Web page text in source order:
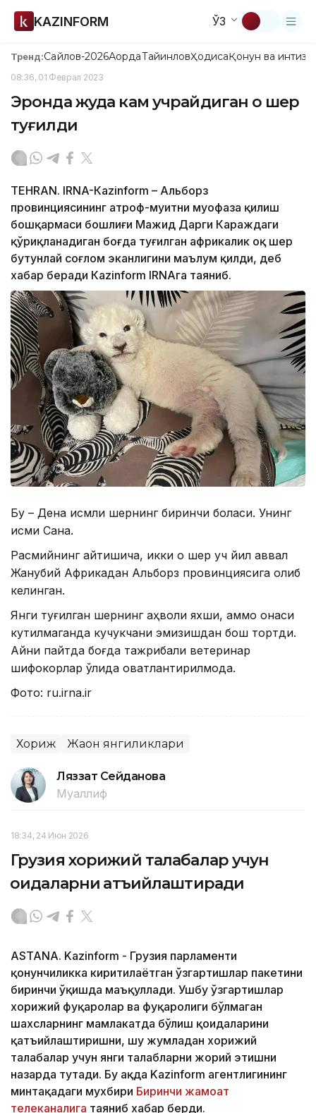
KAZINFORM ЎЗ
Тренд:Сайлов-2026АқордаТайинловҲодисаҚонун ва
08:36, 01 Феврал 2023
Эронда жуда кам учрайдиган оқ шер
туғилди
ТЕHRAN. IRNA-Кazinform – Альборз
провинциясининг атроф-муҳитни муҳофаза қилиш
бошқармаси бошлиғи Мажид Дарги Караждаги
қўриқланадиган боғда туғилган африкалик оқ шер
бутунлай соғлом эканлигини маълум қилди, деб
хабар беради Кazinform IRNAга таяниб.
Бу – Дена исмли шернинг биринчи боласи. Унинг
исми Сана.
Расмийнинг айтишича, икки оқ шер уч йил аввал
Жанубий Африкадан Альборз провинциясига олиб
келинган.
Янги туғилган шернинг аҳволи яхши, аммо онаси
кутилмаганда кучукчани эмизишдан бош тортди.
Айни пайтда боғда тажрибали ветеринар
шифокорлар қўлида овқатлантирилмоқда.
Фото: ru.irna.ir
Хориж Жаҳон янгиликлари
Ляззат Сейданова
Муаллиф
18:34, 24 Июн 2026
Грузия хорижий талабалар учун
қоидаларни қатъийлаштиради
ASTANA. Kazinform - Грузия парламенти
қонунчиликка киритилаётган ўзгартишлар пакетини
биринчи ўқишда маъқуллади. Ушбу ўзгартишлар
хорижий фуқаролар ва фуқаролиги бўлмаган
шахсларнинг мамлакатда бўлиш қоидаларини
қатъийлаштиришни, шу жумладан хорижий
талабалар учун янги талабларни жорий этишни
назарда тутади. Бу ҳақда Kazinform агентлигининг
минтақадаги мухбири Биринчи жамоат
телеканалига таяниб хабар берди.